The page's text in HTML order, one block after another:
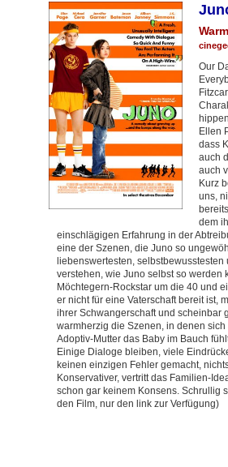
Our
Ellen
dass
auch
auch
Kurz
uns,
dem
einschlägigen Erfahrung in der
eine der Szenen, die Juno so
liebenswertesten,
verstehen, wie Juno selbst so werden
Möchtegern-Rockstar um die 40 und
er nicht für eine Vaterschaft bereit ist,
ihrer Schwangerschaft und scheinbar
warmherzig die Szenen, in denen
Adoptiv-Mutter das Baby im Bauch
Einige Dialoge bleiben, viele
keinen einzigen Fehler gemacht,
Konservativer, vertritt das Familien-
schon gar keinem Konsens. Schrullig
den Film, nur den link zur Verfügung)